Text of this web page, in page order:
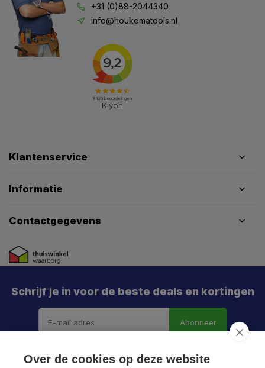
+31 (0)88-2044340
info@houkematools.nl
Klantenservice
Informatie
Contactgegevens
Schrijf je in voor de beste deals en kortingen
Abonneer
Over de cookies op deze website